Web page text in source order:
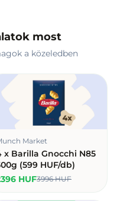
most
a közeledben
Market
x Barilla Gnocchi N85
(599 HUF/db)
HUF3996 HUF